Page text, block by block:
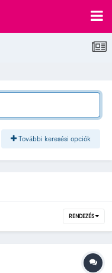
További keresési opciók
RENDEZÉS